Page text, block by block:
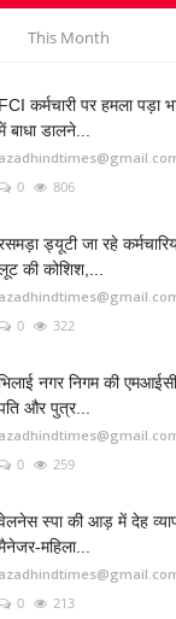
This Month
FCI कर्मचारी पर हमला पड़ा
बाधा डालने...
0
806
ड्यूटी जा रहे
की कोशिश,...
0
322
नगर निगम की एमआईसी
और पुत्र...
0
259
स्पा की आड़ में देह
महिला...
0
213